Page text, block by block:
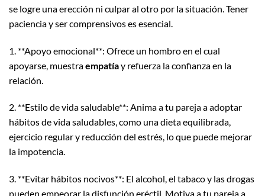
se logre una erección ni culpar al otro por la situación. Tener
paciencia y ser comprensivos es esencial.
1. **Apoyo emocional**: Ofrece un hombro en el cual
apoyarse, muestraempatíay refuerza la confianza en la
relación.
2. **Estilo de vida saludable**: Anima a tu pareja a adoptar
hábitos de vida saludables, como una dieta equilibrada,
ejercicio regular y reducción del estrés, lo que puede mejorar
la impotencia.
3. **Evitar hábitos nocivos**: El alcohol, el tabaco y las drogas
pueden empeorar la disfunción eréctil. Motiva a tu pareja a